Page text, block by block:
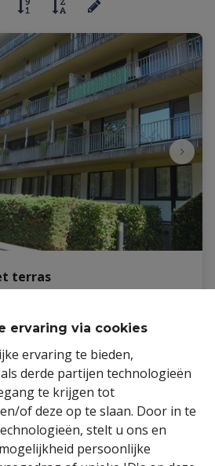
ervaring via cookies
ervaring te bieden,
derde partijen technologieën
te krijgen tot
of deze op te slaan. Door in te
stelt u ons en
persoonlijke
terras
Evergem| Ref: 26/ING/TH/397